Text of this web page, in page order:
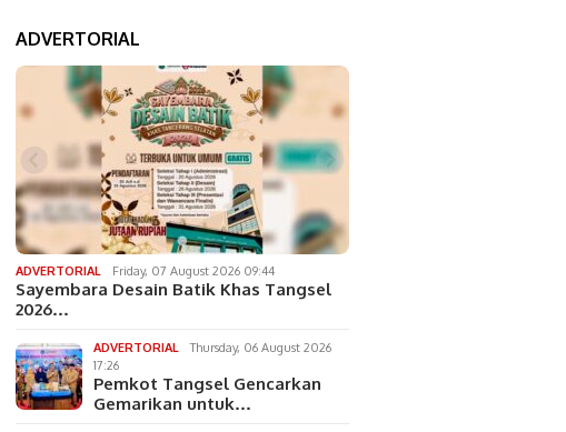
ADVERTORIAL
ADVERTORIAL Friday, 07 August 2026 09:44
Sayembara Desain Batik Khas Tangsel
2026…
ADVERTORIAL
Thursday, 06 August 2026
17:26
Pemkot Tangsel Gencarkan
Gemarikan untuk…